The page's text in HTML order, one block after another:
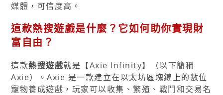
媒體，可信度高。
這款熱搜遊戲是什麼？它如何助你實現財
富自由？
這款熱搜遊戲就是【Axie Infinity】（以下簡稱
Axie）。Axie 是一款建立在以太坊區塊鏈上的數位
寵物養成遊戲，玩家可以收集、繁殖、戰鬥和交易名